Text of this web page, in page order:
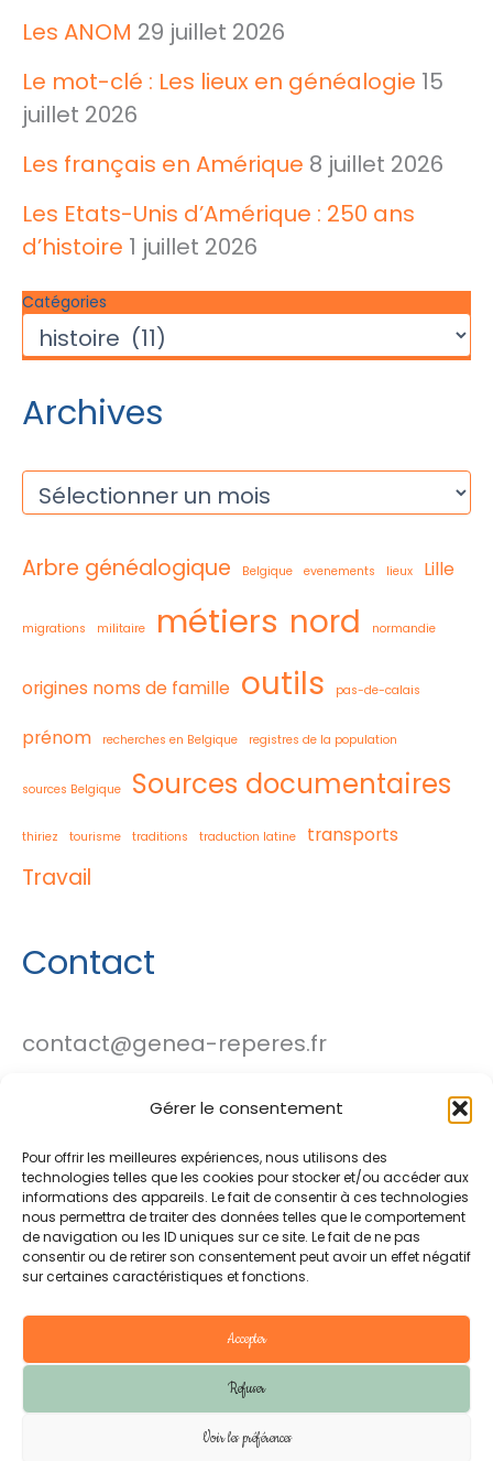
Gérer le consentement
Pour offrir les meilleures expériences, nous utilisons des
technologies telles que les cookies pour stocker et/ou accéder aux
informations des appareils. Le fait de consentir à ces technologies
nous permettra de traiter des données telles que le comportement
de navigation ou les ID uniques sur ce site. Le fait de ne pas
consentir ou de retirer son consentement peut avoir un effet négatif
sur certaines caractéristiques et fonctions.
Accepter
Refuser
Voir les préférences
Les ANOM 29 juillet 2026
Le mot-clé : Les lieux en généalogie 15
juillet 2026
Les français en Amérique 8 juillet 2026
Les Etats-Unis d’Amérique : 250 ans
d’histoire 1 juillet 2026
Catégories
Archives
A
i
s
Arbre généalogique Belgique evenements lieux Lille
migrations militaire métiers nord normandie
origines noms de famille outils pas-de-calais
prénom recherches en Belgique registres de la population
sources Belgique Sources documentaires
thiriez tourisme traditions traduction latine transports
Travail
Contact
contact@genea-reperes.fr
Politique de confidentialité
CGU
Mentions légales
Tarifs
Contact
Plan du site